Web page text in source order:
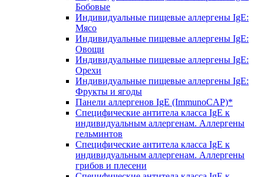
Бобовые
Индивидуальные пищевые аллергены IgE:
Мясо
Индивидуальные пищевые аллергены IgE:
Овощи
Индивидуальные пищевые аллергены IgE:
Орехи
Индивидуальные пищевые аллергены IgE:
Фрукты и ягоды
Панели аллергенов IgE (ImmunoCAP)*
Специфические антитела класса IgE к
индивидуальным аллергенам. Аллергены
гельминтов
Специфические антитела класса IgE к
индивидуальным аллергенам. Аллергены
грибов и плесени